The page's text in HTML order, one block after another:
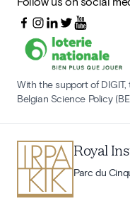
With the support of
Belgian Science Policy
Royal
Parc du